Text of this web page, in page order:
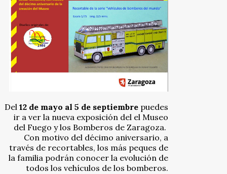
Del 12 de mayo al 5 de septiembre puedes
ir a ver la nueva exposición del el Museo
del Fuego y los Bomberos de Zaragoza.
Con motivo del décimo aniversario, a
través de recortables, los más peques de
la familia podrán conocer la evolución de
todos los vehículos de los bomberos.